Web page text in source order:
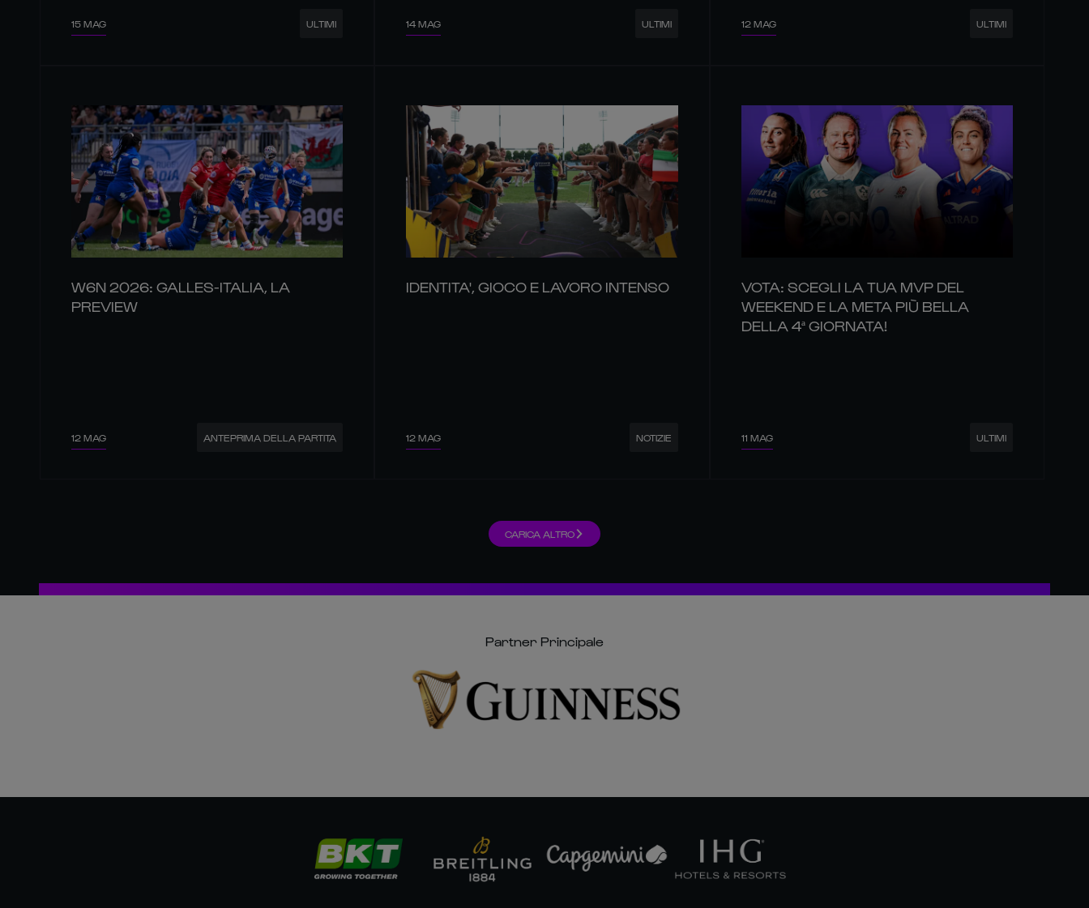
15 MAG ULTIMI 14 MAG ULTIMI 12 MAG ULTIMI
W6N 2026: GALLES-ITALIA, LA
PREVIEW
12 MAG ANTEPRIMA DELLA PARTITA
IDENTITA', GIOCO E LAVORO INTENSO
12 MAG NOTIZIE
VOTA: SCEGLI LA TUA MVP DEL
WEEKEND E LA META PIÙ BELLA
DELLA 4ª GIORNATA!
11 MAG ULTIMI
CARICA ALTRO
Partner Principale